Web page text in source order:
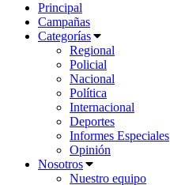
Principal
Campañas
Categorías
Regional
Policial
Nacional
Política
Internacional
Deportes
Informes Especiales
Opinión
Nosotros
Nuestro equipo